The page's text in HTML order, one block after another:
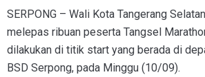
SERPONG – Wali Kota Tangerang
melepas ribuan peserta Tangsel
dilakukan di titik start yang berada di
BSD Serpong, pada Minggu (10/09).